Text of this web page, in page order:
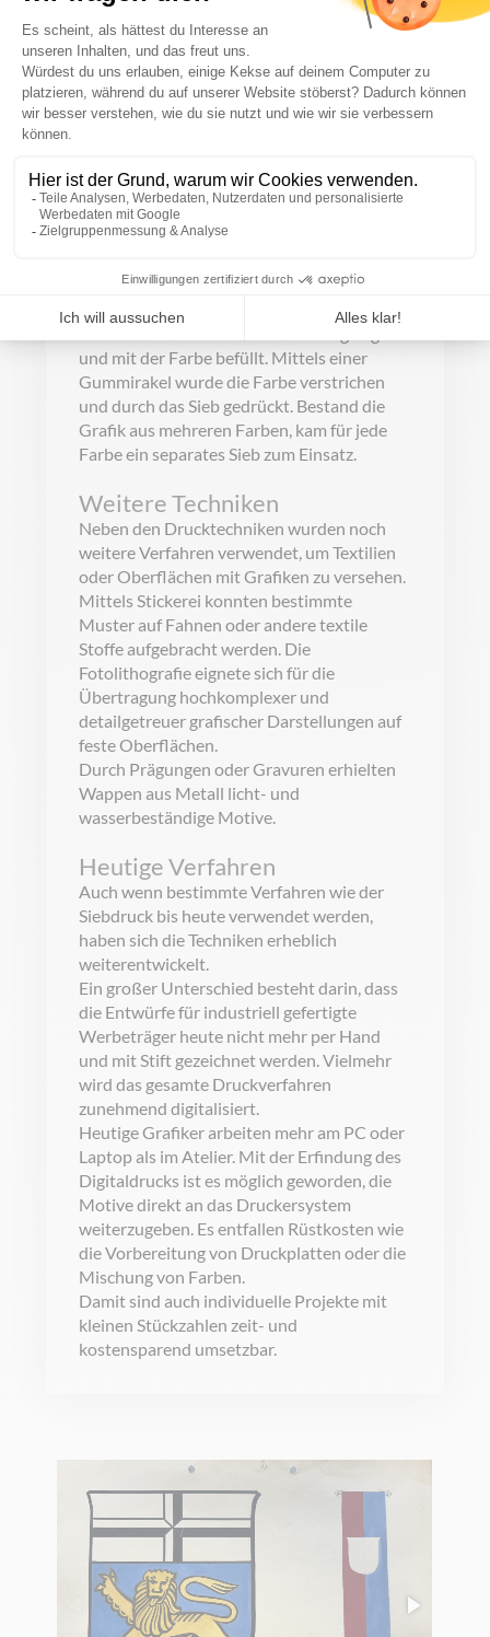
Druckverfahren wird meist mit Polyester
oder Edelstahl gearbeitet. Um
unterschiedliche Detailgrade abzubilden,
wurde die Maschenweite des Siebs
angepasst.
transparente Folie auf. Dies konnte in Form
einer Fotografie oder auch per
Handzeichnung geschehen. Damit diese
farbdurchlässige und undurchlässige Stellen
auf.
und mit der Farbe befüllt. Mittels einer
Gummirakel wurde die Farbe verstrichen
und durch das Sieb gedrückt. Bestand die
Grafik aus mehreren Farben, kam für jede
Farbe ein separates Sieb zum Einsatz.
Weitere Techniken
Neben den Drucktechniken wurden noch
weitere Verfahren verwendet, um Textilien
oder Oberflächen mit Grafiken zu versehen.
Mittels Stickerei konnten bestimmte
Muster auf Fahnen oder andere textile
Stoffe aufgebracht werden. Die
Fotolithografie eignete sich für die
Übertragung hochkomplexer und
detailgetreuer grafischer Darstellungen auf
feste Oberflächen.
Durch Prägungen oder Gravuren erhielten
Wappen aus Metall licht- und
wasserbeständige Motive.
Heutige Verfahren
Auch wenn bestimmte Verfahren wie der
Siebdruck bis heute verwendet werden,
haben sich die Techniken erheblich
weiterentwickelt.
Ein großer Unterschied besteht darin, dass
die Entwürfe für industriell gefertigte
Werbeträger heute nicht mehr per Hand
und mit Stift gezeichnet werden. Vielmehr
wird das gesamte Druckverfahren
zunehmend digitalisiert.
Heutige Grafiker arbeiten mehr am PC oder
Laptop als im Atelier. Mit der Erfindung des
Digitaldrucks ist es möglich geworden, die
Motive direkt an das Druckersystem
weiterzugeben. Es entfallen Rüstkosten wie
die Vorbereitung von Druckplatten oder die
Mischung von Farben.
Damit sind auch individuelle Projekte mit
kleinen Stückzahlen zeit- und
kostensparend umsetzbar.